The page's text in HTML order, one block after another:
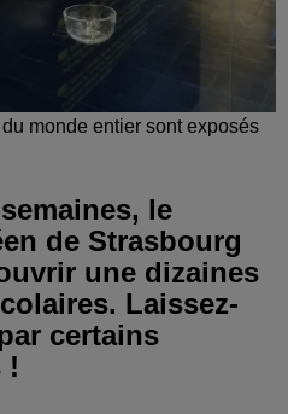
monde entier sont exposés
le
de Strasbourg
une dizaines
Laissez-
certains
!